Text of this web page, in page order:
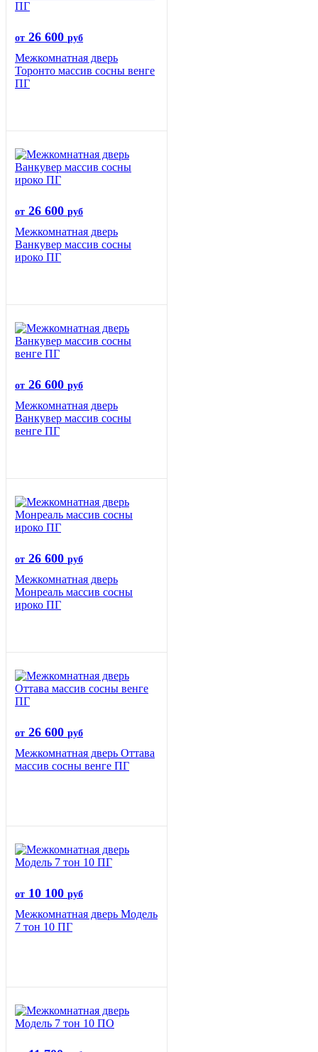
от 26 600 руб
Межкомнатная дверь
Торонто массив сосны венге
ПГ
от 26 600 руб
Межкомнатная дверь
Ванкувер массив сосны
ироко ПГ
от 26 600 руб
Межкомнатная дверь
Ванкувер массив сосны
венге ПГ
от 26 600 руб
Межкомнатная дверь
Монреаль массив сосны
ироко ПГ
от 26 600 руб
Межкомнатная дверь Оттава
массив сосны венге ПГ
от 10 100 руб
Межкомнатная дверь Модель
7 тон 10 ПГ